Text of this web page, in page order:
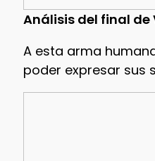
Análisis del final de
A esta arma
poder expresar sus